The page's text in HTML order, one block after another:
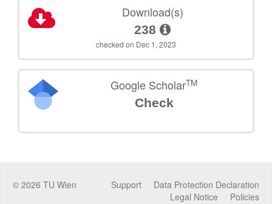
Download(s)
238
checked on Dec 1, 2023
Google ScholarTM
Check
© 2026 TU Wien Data Protection Declaration
Support
Policies
Legal Notice